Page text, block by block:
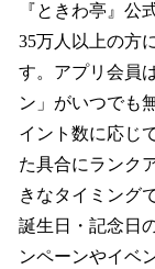
『ときわ亭』公
35万人以上の方
す。アプリ会員
ン」がいつでも
イント数に応じ
た具合にランク
きなタイミング
誕生日・記念日
ンペーンやイベ